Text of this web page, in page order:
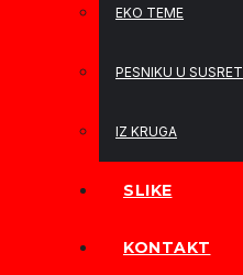
EKO TEME
PESNIKU U SUSRET
IZ KRUGA
SLIKE
KONTAKT